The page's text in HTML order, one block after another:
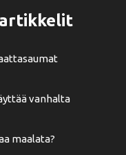
vanhalta
maalata?